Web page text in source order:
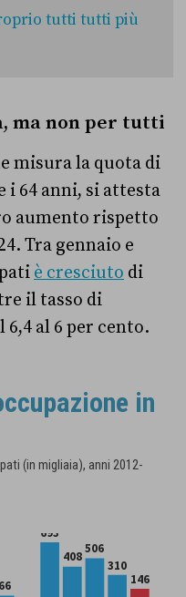
tutti tutti più
ma non per tutti
misura la quota di
i 64 anni, si attesta
aumento rispetto
Tra gennaio e
è cresciuto di
il tasso di
6,4 al 6 per cento.